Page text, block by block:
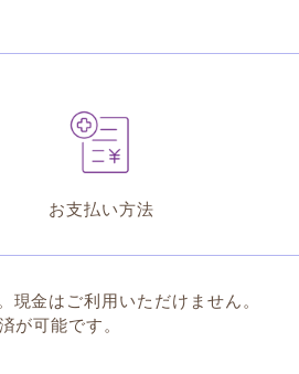
お支払い方法
金はご利用いただけません。
が可能です。